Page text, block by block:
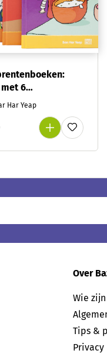
6
voor
Har Yeap
Over
Wie
Tips &
Privacy